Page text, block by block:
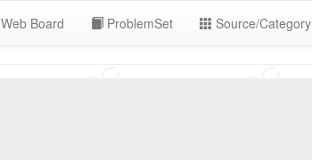
Web Board ProblemSet Source/Category